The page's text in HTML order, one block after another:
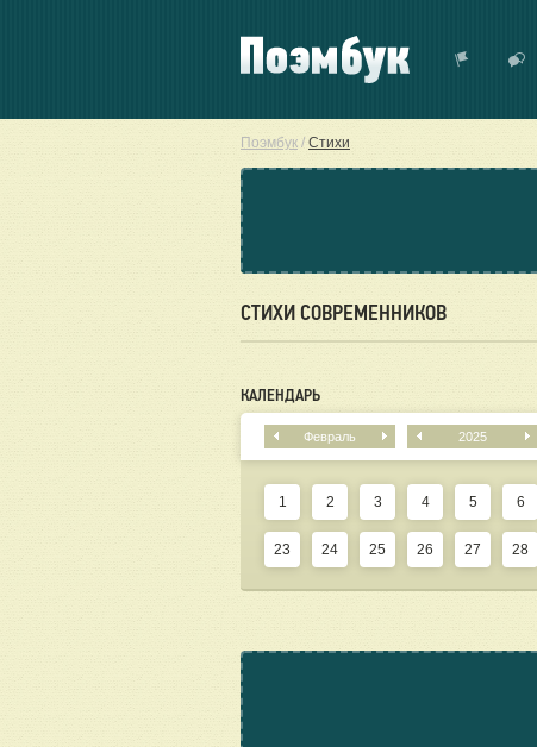
Поэмбук / Стихи
СТИХИ СОВРЕМЕННИКОВ
КАЛЕНДАРЬ
Февраль 2025
1 2 3 4 5 6
23 24 25 26 27 28